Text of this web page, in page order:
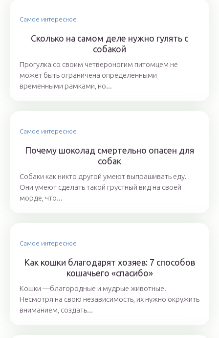
Самое интересное
Сколько на самом деле нужно гулять с
собакой
Прогулка со своим четвероногим питомцем не
может быть ограничена определенными
временными рамками, но...
Самое интересное
Почему шоколад смертельно опасен для
собак
Собаки как никто другой умеют выпрашивать еду.
Они умеют сделать такой грустный вид на своей
морде, что...
Самое интересное
Как кошки благодарят хозяев: 7 способов
кошачьего «спасибо»
Кошки —благородные и мудрые животные.
Несмотря на свою независимость, их нужно окружить
вниманием, создать...